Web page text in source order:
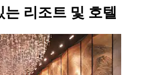
리조트 및 호텔